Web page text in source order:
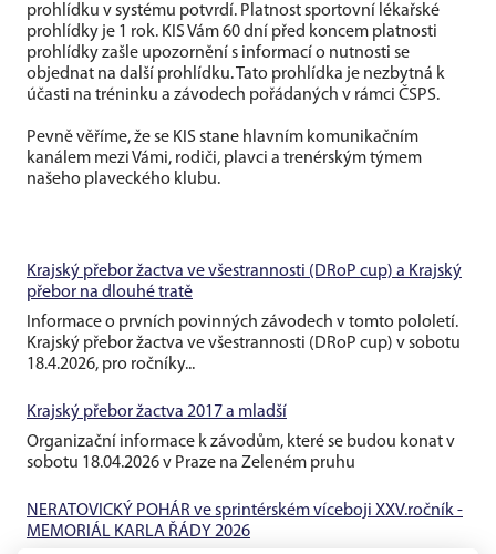
prohlídku v systému potvrdí. Platnost sportovní lékařské
prohlídky je 1 rok. KIS Vám 60 dní před koncem platnosti
prohlídky zašle upozornění s informací o nutnosti se
objednat na další prohlídku. Tato prohlídka je nezbytná k
účasti na tréninku a závodech pořádaných v rámci ČSPS.
Pevně věříme, že se KIS stane hlavním komunikačním
kanálem mezi Vámi, rodiči, plavci a trenérským týmem
našeho plaveckého klubu.
Krajský přebor žactva ve všestrannosti (DRoP cup) a Krajský
přebor na dlouhé tratě
Informace o prvních povinných závodech v tomto pololetí.
Krajský přebor žactva ve všestrannosti (DRoP cup) v sobotu
18.4.2026, pro ročníky...
Krajský přebor žactva 2017 a mladší
Organizační informace k závodům, které se budou konat v
sobotu 18.04.2026 v Praze na Zeleném pruhu
NERATOVICKÝ POHÁR ve sprintérském víceboji XXV.ročník -
MEMORIÁL KARLA ŘÁDY 2026